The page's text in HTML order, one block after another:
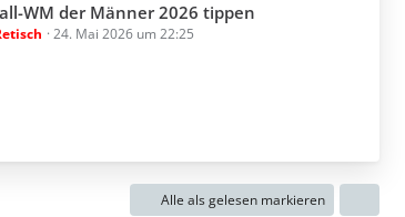
WM der Männer 2026 tippen
24. Mai 2026 um 22:25
Alle als gelesen markieren